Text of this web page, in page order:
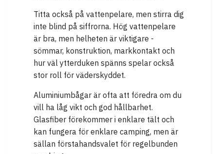
Titta också på vattenpelare, men stirra dig
inte blind på siffrorna. Hög vattenpelare
är bra, men helheten är viktigare -
sömmar, konstruktion, markkontakt och
hur väl ytterduken spänns spelar också
stor roll för väderskyddet.
Aluminiumbågar är ofta att föredra om du
vill ha låg vikt och god hållbarhet.
Glasfiber förekommer i enklare tält och
kan fungera för enklare camping, men är
sällan förstahandsvalet för regelbunden